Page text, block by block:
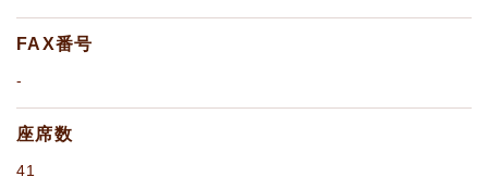
FAX番号
-
座席数
41